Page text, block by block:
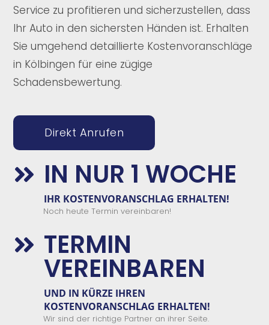
Service zu profitieren und sicherzustellen, dass
Ihr Auto in den sichersten Händen ist. Erhalten
Sie umgehend detaillierte Kostenvoranschläge
in Kölbingen für eine zügige
Schadensbewertung.
Direkt Anrufen
 IN NUR 1 WOCHE
IHR KOSTENVORANSCHLAG ERHALTEN!
Noch heute Termin vereinbaren!
 TERMIN
VEREINBAREN
UND IN KÜRZE IHREN
KOSTENVORANSCHLAG ERHALTEN!
Wir sind der richtige Partner an ihrer Seite.